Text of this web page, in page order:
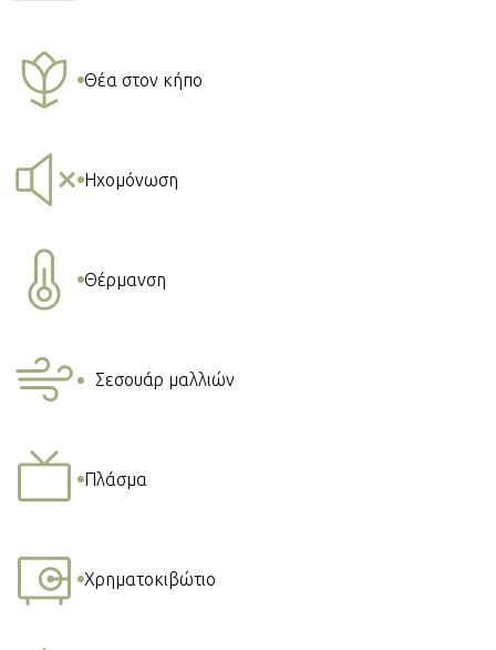
Ηχομόνωση
Θέρμανση
Πλάσμα
Χρηματοκιβώτιο
Θέα στον κήπο
Σεσουάρ μαλλιών